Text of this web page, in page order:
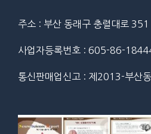
주소 : 부산 동래구 충렬대로
사업자등록번호 : 605-86-
통신판매업신고 : 제2013-부산